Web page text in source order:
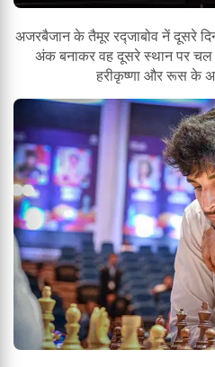
अजरबैजान के तैमूर रद्जाबोव नें दूसरे
अंक बनाकर वह दूसरे स्थान पर चल
हरीकृष्णा और रूस के